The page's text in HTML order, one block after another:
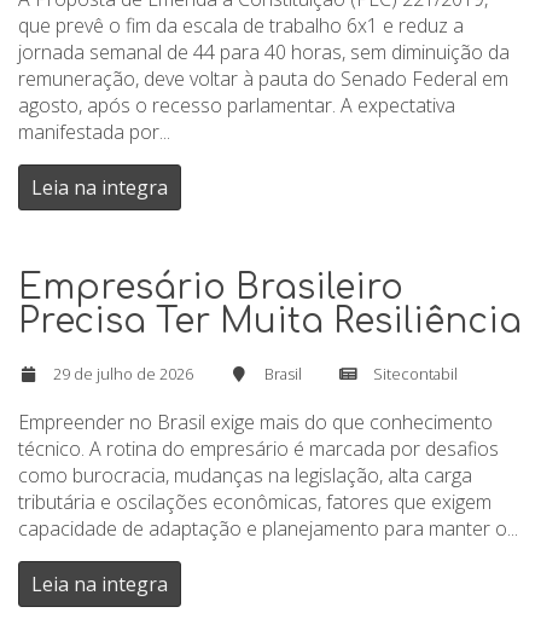
que prevê o fim da escala de trabalho 6x1 e reduz a
jornada semanal de 44 para 40 horas, sem diminuição da
remuneração, deve voltar à pauta do Senado Federal em
agosto, após o recesso parlamentar. A expectativa
manifestada por...
Leia na integra
Empresário Brasileiro
Precisa Ter Muita Resiliência
29 de julho de 2026 Brasil Sitecontabil
Empreender no Brasil exige mais do que conhecimento
técnico. A rotina do empresário é marcada por desafios
como burocracia, mudanças na legislação, alta carga
tributária e oscilações econômicas, fatores que exigem
capacidade de adaptação e planejamento para manter o...
Leia na integra